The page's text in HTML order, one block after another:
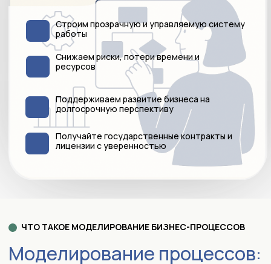
Моделирование процессов:
что это и зачем нужно
ЧТО ТАКОЕ МОДЕЛИРОВАНИЕ БИЗНЕС-ПРОЦЕССОВ
Моделирование бизнес-
процессов —это процесс
создания карт и схем всех
внутренних процессов компании
для их дальнейшего анализа и
улучшения. Это помогает
выявить слабые места,
повысить эффективность.
данная услуга